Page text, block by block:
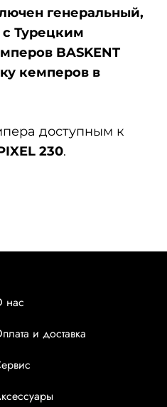
генеральный,
Турецким
BASKENT
кемперов в
доступным к
230.
нас
и доставка